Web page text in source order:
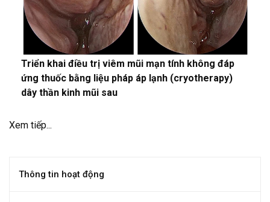
Triển khai điều trị viêm mũi mạn tính không đáp
ứng thuốc bằng liệu pháp áp lạnh (cryotherapy)
dây thần kinh mũi sau
Xem tiếp...
Thông tin hoạt động